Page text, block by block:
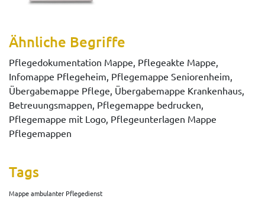
Ähnliche Begriffe
Pflegedokumentation Mappe, Pflegeakte Mappe,
Infomappe Pflegeheim, Pflegemappe Seniorenheim,
Übergabemappe Pflege, Übergabemappe Krankenhaus,
Betreuungsmappen, Pflegemappe bedrucken,
Pflegemappe mit Logo, Pflegeunterlagen Mappe
Pflegemappen
Tags
Mappe ambulanter Pflegedienst